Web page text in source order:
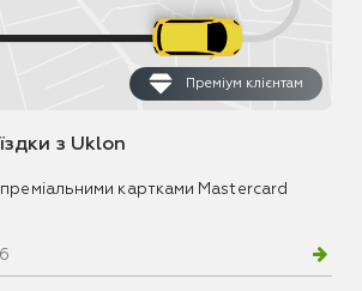
Преміум клієнтам
з Uklon
преміальними картками Mastercard